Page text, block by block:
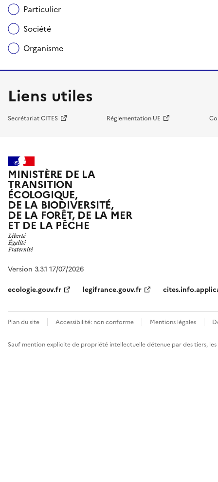
Particulier
Société
Organisme
Liens utiles
Secrétariat CITES Réglementation UE
MINISTÈRE DE LA
TRANSITION
ÉCOLOGIQUE,
DE LA BIODIVERSITÉ,
DE LA FORÊT, DE LA MER
ET DE LA PÊCHE
Version 3.3.1 17/07/2026
ecologie.gouv.fr
legifrance.gouv.fr
Plan du site Accessibilité: non conforme Mentions légales
Sauf mention explicite de propriété intellectuelle détenue par des tiers,